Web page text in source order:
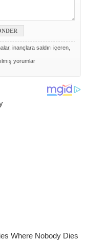
inançlara saldırı içeren,
yorumlar